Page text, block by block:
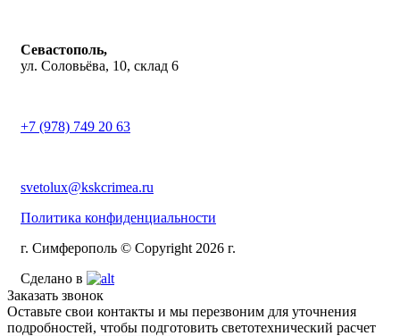
Севастополь,
ул. Соловьёва, 10, склад 6
+7 (978) 749 20 63
svetolux@kskcrimea.ru
Политика конфиденциальности
г. Симферополь © Copyright 2026 г.
Сделано в
Заказать звонок
Оставьте свои контакты и мы перезвоним для уточнения
подробностей, чтобы подготовить светотехнический расчет